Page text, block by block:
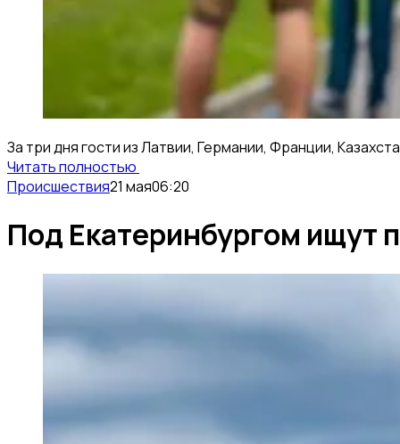
За три дня гости из Латвии, Германии, Франции,
Читать полностью
Происшествия21 мая06:20
Под Екатеринбургом ищут